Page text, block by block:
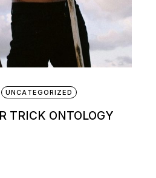
UNCATEGORIZED
TRICK ONTOLOGY